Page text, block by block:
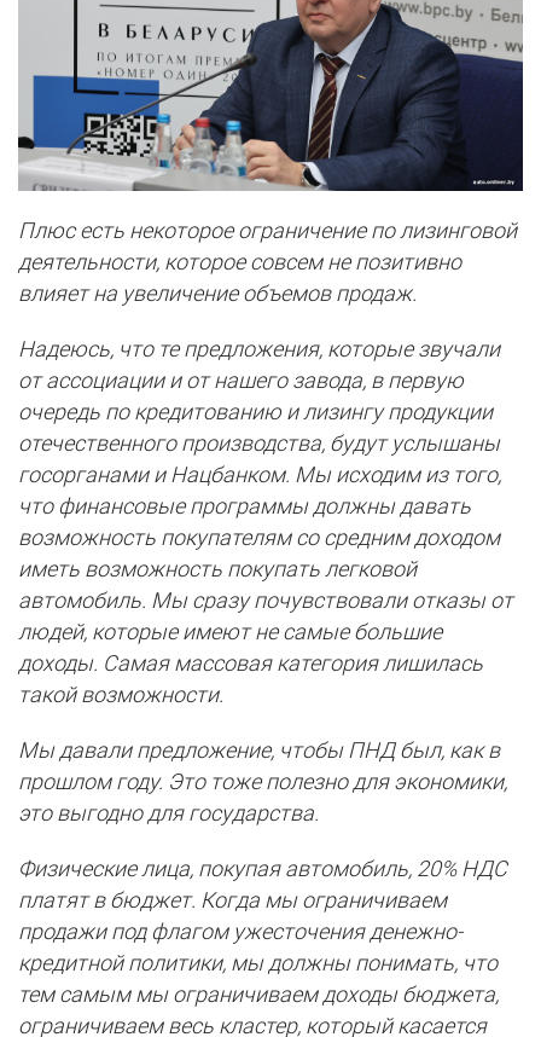
Плюс есть некоторое ограничение по лизинговой
деятельности, которое совсем не позитивно
влияет на увеличение объемов продаж.
Надеюсь, что те предложения, которые звучали
от ассоциации и от нашего завода, в первую
очередь по кредитованию и лизингу продукции
отечественного производства, будут услышаны
госорганами и Нацбанком. Мы исходим из того,
что финансовые программы должны давать
возможность покупателям со средним доходом
иметь возможность покупать легковой
автомобиль. Мы сразу почувствовали отказы от
людей, которые имеют не самые большие
доходы. Самая массовая категория лишилась
такой возможности.
Мы давали предложение, чтобы ПНД был, как в
прошлом году. Это тоже полезно для экономики,
это выгодно для государства.
Физические лица, покупая автомобиль, 20% НДС
платят в бюджет. Когда мы ограничиваем
продажи под флагом ужесточения денежно-
кредитной политики, мы должны понимать, что
тем самым мы ограничиваем доходы бюджета,
ограничиваем весь кластер, который касается